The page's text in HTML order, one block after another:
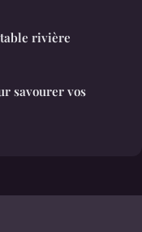
rivière
savourer vos